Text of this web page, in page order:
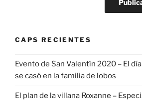
CAPS RECIENTES
Evento de San Valentín 2020 – El
se casó en la familia de lobos
El plan de la villana Roxanne –